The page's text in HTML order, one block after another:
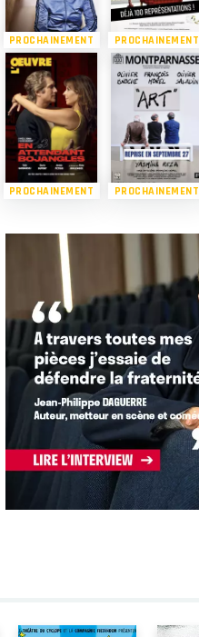
PROCHAINEMENT PROCHAINEMENT
PROCHAINEMENT PROCHAINEMENT